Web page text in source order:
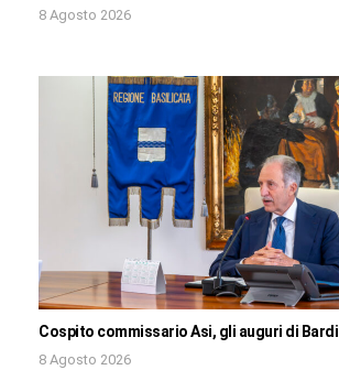
8 Agosto 2026
Cospito commissario Asi, gli auguri di Bardi
8 Agosto 2026